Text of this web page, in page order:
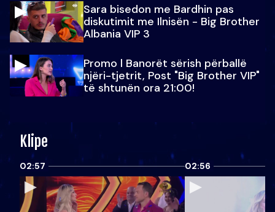
Sara bisedon me Bardhin pas
diskutimit me Ilnisën - Big Brother
Albania VIP 3
Promo l Banorët sërish përballë
njëri-tjetrit, Post "Big Brother VIP"
të shtunën ora 21:00!
Klipe
02:57 02:56